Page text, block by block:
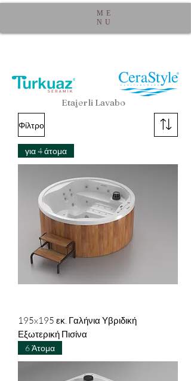
ME
NU
Etajerli Lavabo
Φίλτρο
για 4 άτομα
195x195 εκ. Γαλήνια Υβριδική
Εξωτερική Πισίνα
6 Άτομα